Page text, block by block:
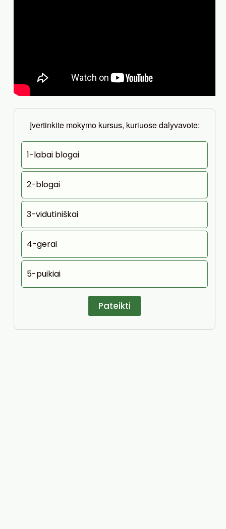
Įvertinkite mokymo kursus, kuriuose dalyvavote:
1-labai blogai
2-blogai
3-vidutiniškai
4-gerai
5-puikiai